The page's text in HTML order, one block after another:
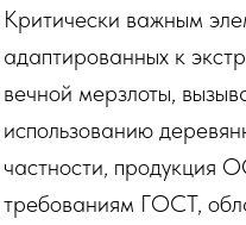
Критически важным
адаптированных к
вечной мерзлоты,
использованию
частности, продукция
требованиям ГОСТ,